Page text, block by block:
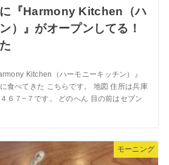
『Harmony Kitchen（ハ
）』がオープンしてる！
Kitchen（ハーモニーキッチン）』
食べてきた こちらです。 地図 住所は兵庫
６７−７です。 どのへん 目の前はセブン
モーニング